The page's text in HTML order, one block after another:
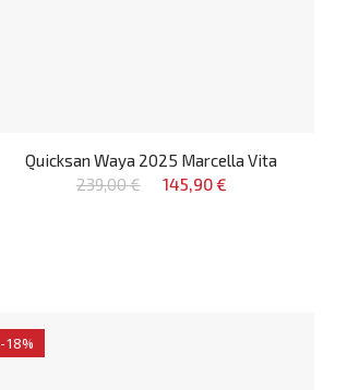
Quicksan Waya 2025 Marcella Vita
239,00 €
145,90 €
-18%